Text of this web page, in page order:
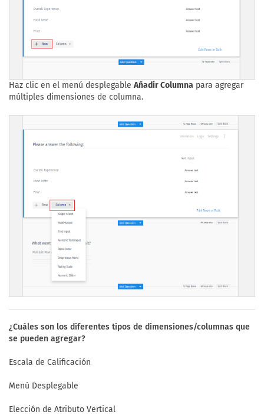
Haz clic en el menú desplegable Añadir Columna para agregar
múltiples dimensiones de columna.
¿Cuáles son los diferentes tipos de dimensiones/columnas que
se pueden agregar?
Escala de Calificación
Menú Desplegable
Elección de Atributo Vertical